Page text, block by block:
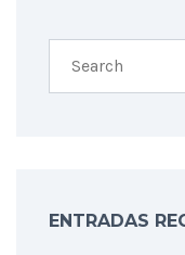
ENTRADAS